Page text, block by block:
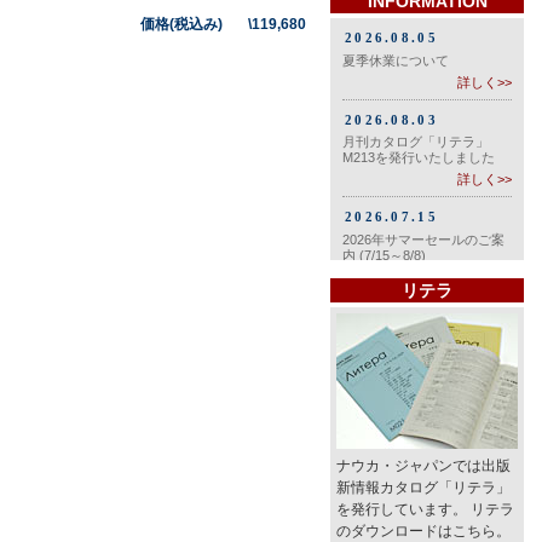
価格(税込み) \119,680
リテラ
ナウカ・ジャパンでは出版
新情報カタログ「リテラ」
を発行しています。 リテラ
のダウンロードはこちら。